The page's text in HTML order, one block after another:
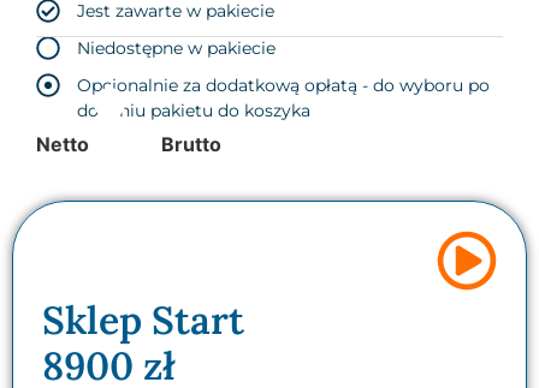
Jest zawarte w pakiecie
Niedostępne w pakiecie
Opcjonalnie za dodatkową opłatą - do wyboru po
dodaniu pakietu do koszyka
Netto Brutto
Sklep Start
8900 zł